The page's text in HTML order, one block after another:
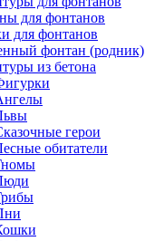
для фонтанов
для фонтанов
фонтан (родник)
из бетона
герои
обитатели